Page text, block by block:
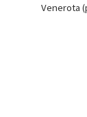
Venerota